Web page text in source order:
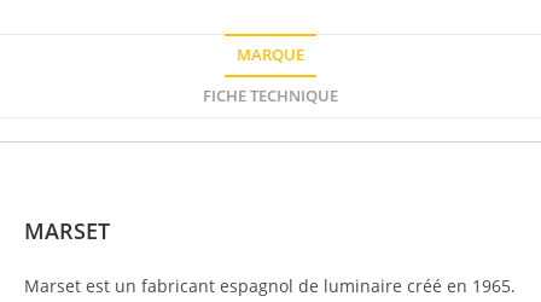
MARQUE
FICHE TECHNIQUE
MARSET
Marset est un fabricant espagnol de luminaire créé en 1965.